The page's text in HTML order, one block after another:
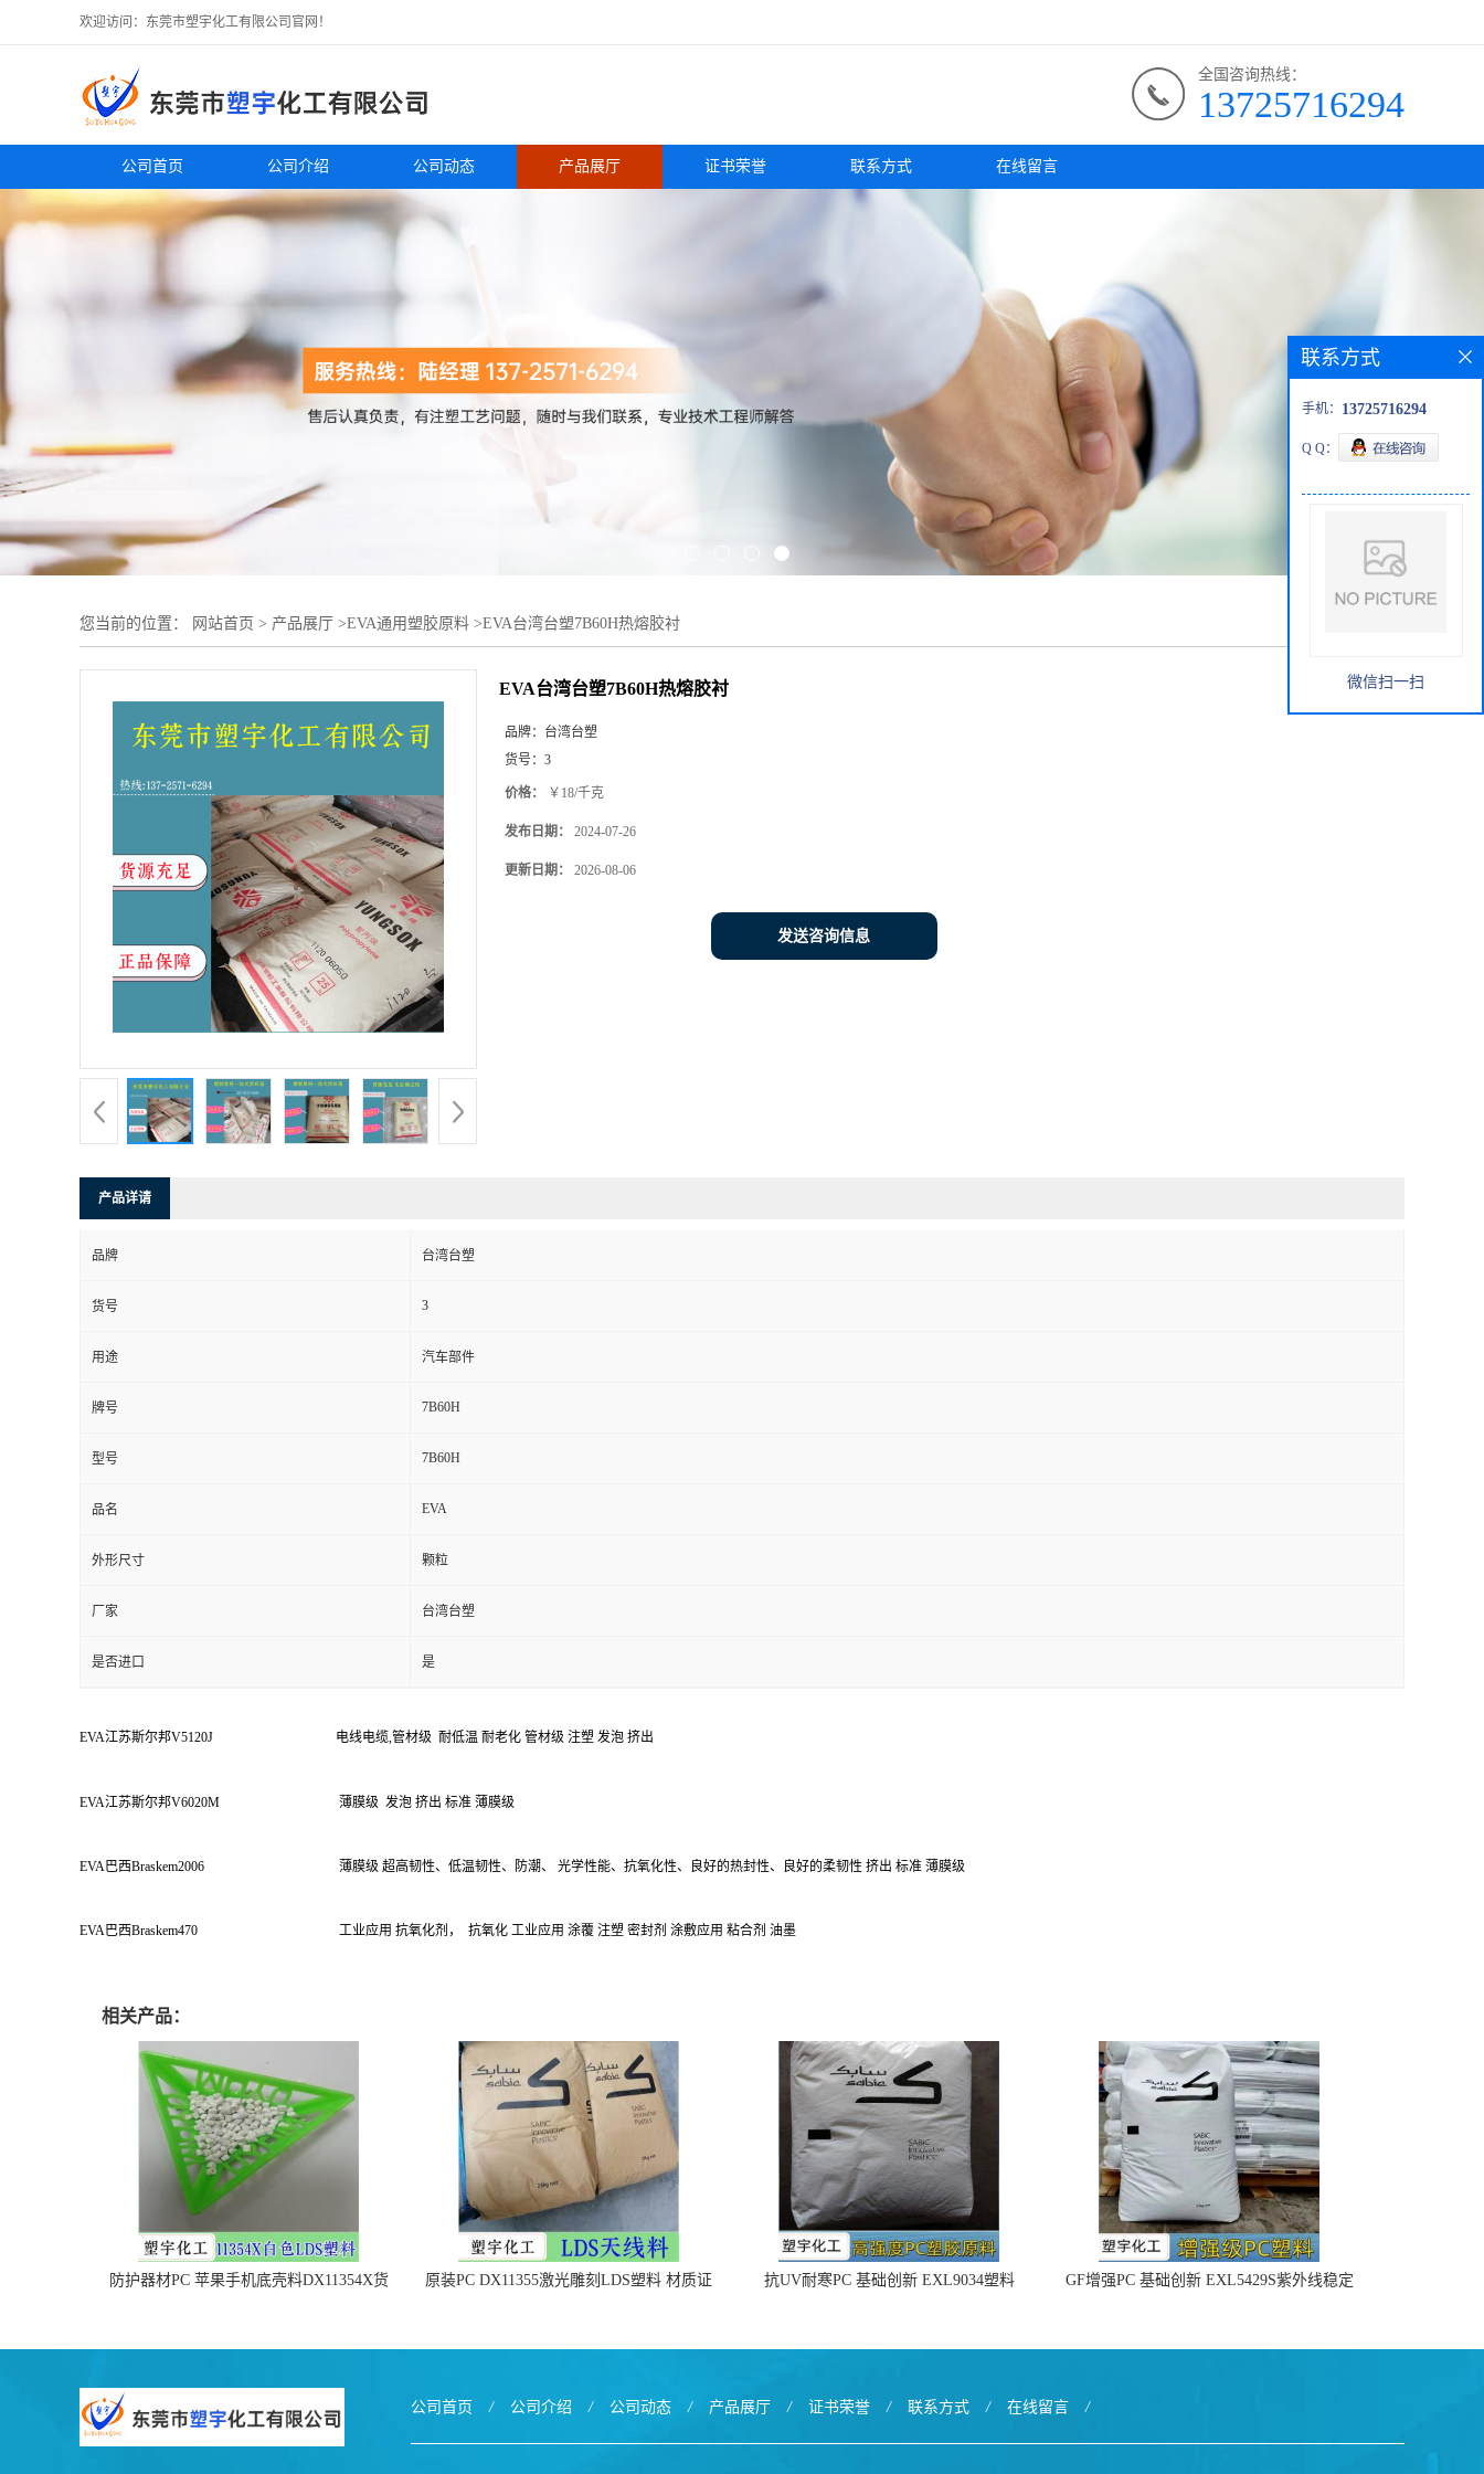
欢迎访问：东莞市塑宇化工有限公司官网！
全国咨询热线：
13725716294
公司首页 公司介绍 公司动态 产品展厅 证书荣誉 联系方式 在线留言
您当前的位置： 网站首页 > 产品展厅 >EVA通用塑胶原料 >EVA台湾台塑7B60H热熔胶衬
EVA台湾台塑7B60H热熔胶衬
品牌： 台湾台塑
货号： 3
价格： ￥18/千克
发布日期： 2024-07-26
更新日期： 2026-08-06
发送咨询信息
产品详请
品牌 台湾台塑
货号 3
用途 汽车部件
牌号 7B60H
型号 7B60H
品名 EVA
外形尺寸 颗粒
厂家 台湾台塑
是否进口 是
EVA江苏斯尔邦V5120J 电线电缆,管材级 耐低温 耐老化 管材级 注塑 发泡 挤出
EVA江苏斯尔邦V6020M 薄膜级 发泡 挤出 标准 薄膜级
EVA巴西Braskem2006 薄膜级 超高韧性、低温韧性、防潮、 光学性能、抗氧化性、良好的热封性、良好的柔韧性 挤出 标准 薄膜级
EVA巴西Braskem470 工业应用 抗氧化剂， 抗氧化 工业应用 涂覆 注塑 密封剂 涂敷应用 粘合剂 油墨
相关产品：
防护器材PC 苹果手机底壳料DX11354X货
原装PC DX11355激光雕刻LDS塑料 材质证
抗UV耐寒PC 基础创新 EXL9034塑料
GF增强PC 基础创新 EXL5429S紫外线稳定
联系方式
手机： 13725716294
Q Q：
微信扫一扫
公司首页 / 公司介绍 / 公司动态 / 产品展厅 / 证书荣誉 / 联系方式 / 在线留言 /